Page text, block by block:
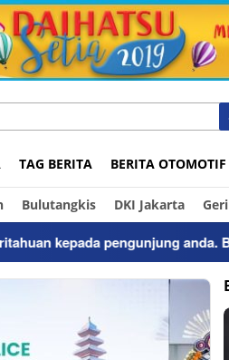
TAG BERITA BERITA OTOMOTIF
Bulutangkis DKI Jakarta
kepada pengunjung anda.